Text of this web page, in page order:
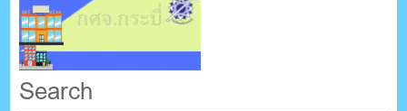
Search